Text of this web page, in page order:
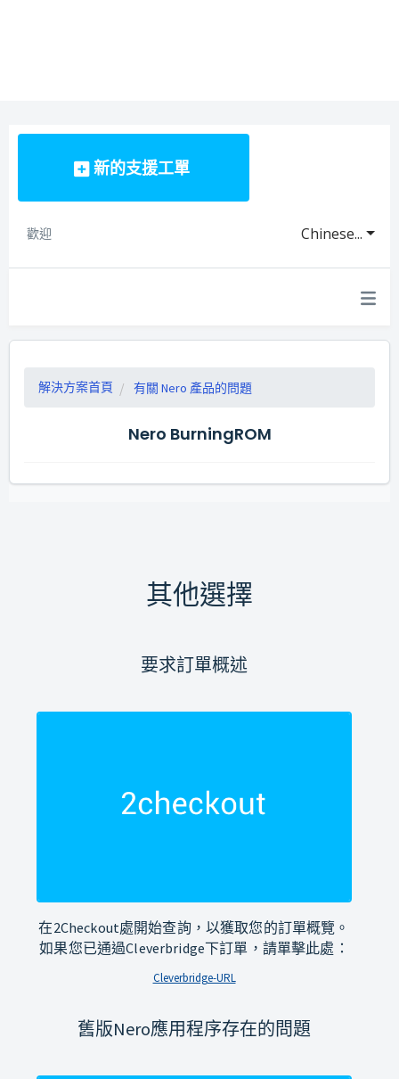
新的支援工單
Chinese...
歡迎
解決方案首頁 有關 Nero 產品的問題
Nero BurningROM
其他選擇
要求訂單概述
在2Checkout處開始查詢，以獲取您的訂單概覽。
如果您已通過Cleverbridge下訂單，請單擊此處：
Cleverbridge-URL
舊版Nero應用程序存在的問題